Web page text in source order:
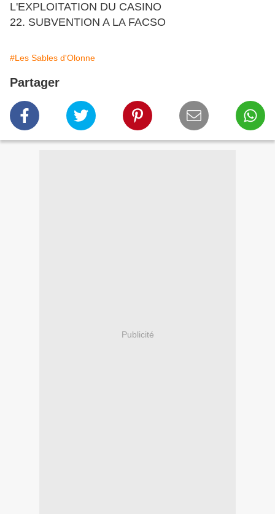
L'EXPLOITATION DU CASINO
22. SUBVENTION A LA FACSO
#Les Sables d'Olonne
Partager
Publicité